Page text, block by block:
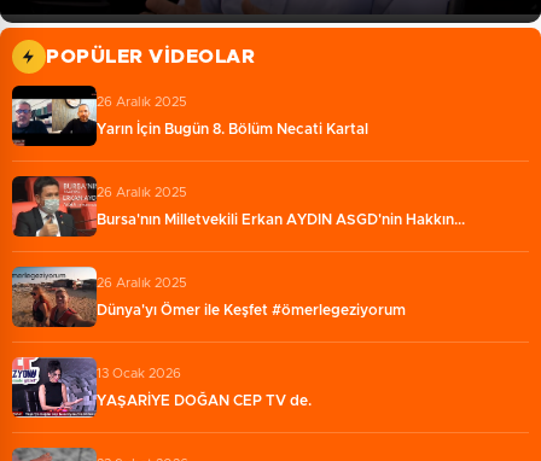
POPÜLER VIDEOLAR
26 Aralık 2025
Yarın İçin Bugün 8. Bölüm Necati Kartal
26 Aralık 2025
Bursa'nın Milletvekili Erkan AYDIN ASGD'nin Hakkın...
26 Aralık 2025
Dünya'yı Ömer ile Keşfet #ömerlegeziyorum
13 Ocak 2026
YAŞARİYE DOĞAN CEP TV de.